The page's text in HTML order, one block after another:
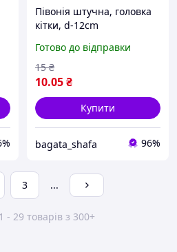
Півонія штучна, головка
кітки, d-12cm
Готово до відправки
10.05₴
15 ₴
Купити
bagata_shafa 96%
3 ...
- 29 товарів з 300+